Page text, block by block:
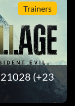
Trainers
(+23